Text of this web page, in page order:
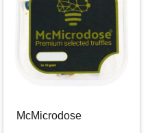
McMicrodose